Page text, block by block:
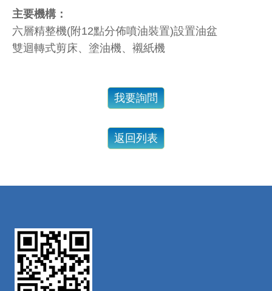
主要機構：
六層精整機(附12點分佈噴油裝置)設置油盆
雙迴轉式剪床、塗油機、襯紙機
我要詢問